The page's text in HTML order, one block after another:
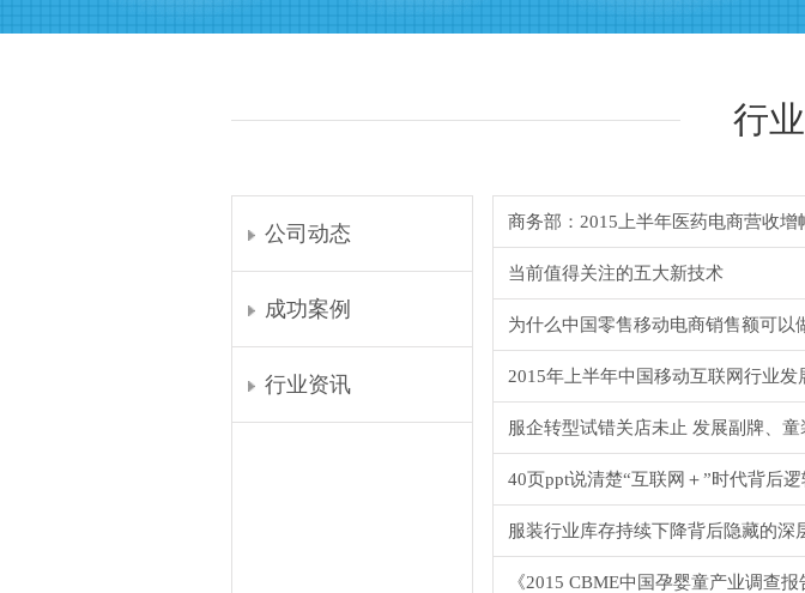
行
公司动态
成功案例
行业资讯
商务部：2015上半年医药电商营收增
当前值得关注的五大新技术
为什么中国零售移动电商销售额可以
2015年上半年中国移动互联网行业发
服企转型试错关店未止 发展副牌、
40页ppt说清楚“互联网＋”时代背后逻
服装行业库存持续下降背后隐藏的深
《2015 CBME中国孕婴童产业调查